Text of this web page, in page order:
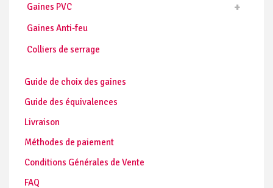
Gaines PVC
Gaines Anti-feu
Colliers de serrage
Guide de choix des gaines
Guide des équivalences
Livraison
Méthodes de paiement
Conditions Générales de Vente
FAQ